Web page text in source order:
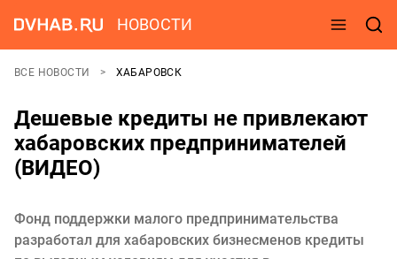
НОВОСТИ
ВСЕ НОВОСТИ ХАБАРОВСК
Дешевые кредиты не привлекают
хабаровских предпринимателей
(ВИДЕО)
Фонд поддержки малого предпринимательства
разработал для хабаровских бизнесменов кредиты